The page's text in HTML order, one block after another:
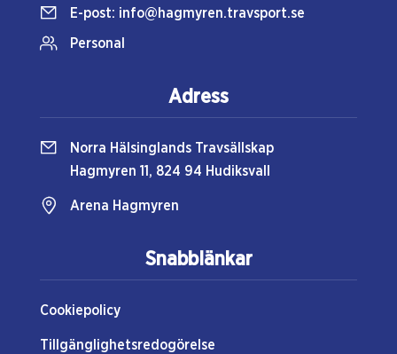
Snabblänkar
Cookiepolicy
Tillgänglighetsredogörelse
E-post: info@hagmyren.travsport.se
Personal
Adress
Norra Hälsinglands Travsällskap
Hagmyren 11, 824 94 Hudiksvall
Arena Hagmyren